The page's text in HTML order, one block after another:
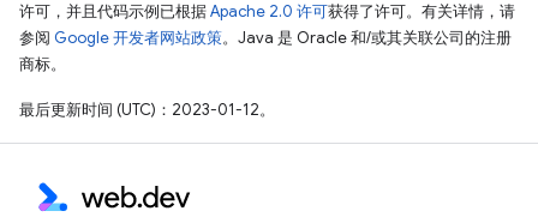
许可，并且代码示例已根据Apache 2.0 许可获得了许可。有关详情，请
参阅 Google 开发者网站政策。Java 是 Oracle 和/或其关联公司的注册
商标。
最后更新时间 (UTC)：2023-01-12。